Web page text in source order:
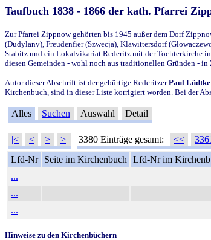
Taufbuch 1838 - 1866 der kath. Pfarrei
Zur Pfarrei Zippnow gehörten bis 1945 außer dem Dorf
(Dudylany), Freudenfier (Szwecja), Klawittersdorf
Stabitz und ein Lokalvikariat Rederitz mit der Tochterkirche
diesen Gemeinden - wohl noch aus traditionellen Gründen - in
Autor dieser Abschrift ist der gebürtige RederitzerPaul Lüdtke
Kirchenbuch, sind in dieser Liste korrigiert worden. Bei der
Alles Suchen Auswahl Detail
|< < > >| 3380 Einträge gesamt: <<
Lfd-Nr
Seite im Kirchenbuch Lfd-Nr im
...
...
...
Hinweise zu den Kirchenbüchern